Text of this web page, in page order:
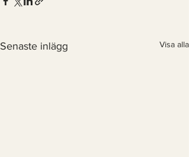
Senaste inlägg Visa alla